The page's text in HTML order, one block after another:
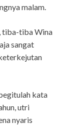
malam.
tiba-tiba Wina
sangat
kata
utri
nyaris